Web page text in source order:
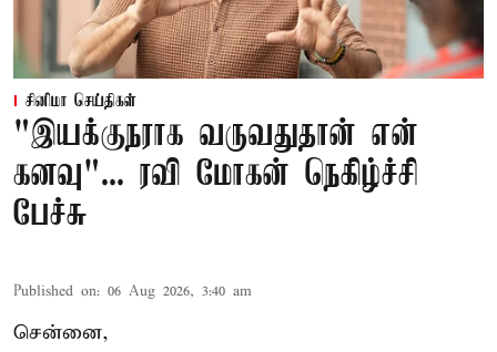
சினிமா செய்திகள்
"இயக்குநராக வருவதுதான் என்
கனவு"... ரவி மோகன் நெகிழ்ச்சி
பேச்சு
Published on: 06 Aug 2026, 3:40 am
சென்னை,